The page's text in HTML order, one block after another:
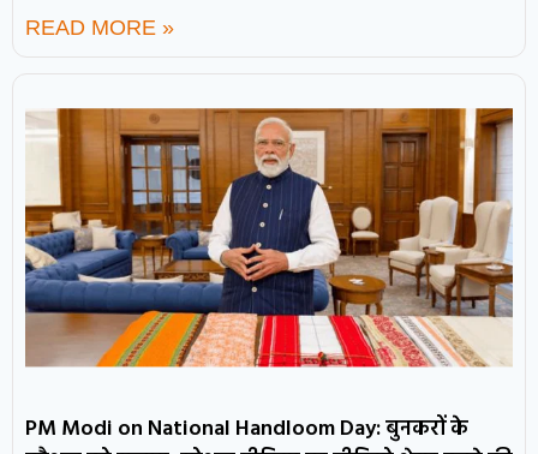
READ MORE »
PM Modi on National Handloom Day: बुनकरों के